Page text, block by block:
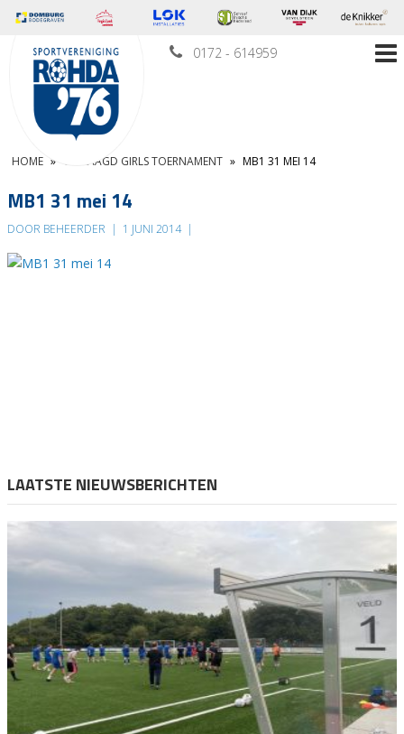
0172 - 614959
HOME » GESLAAGD GIRLS TOERNAMENT » MB1 31 MEI 14
MB1 31 mei 14
DOOR BEHEERDER | 1 JUNI 2014 |
LAATSTE NIEUWSBERICHTEN